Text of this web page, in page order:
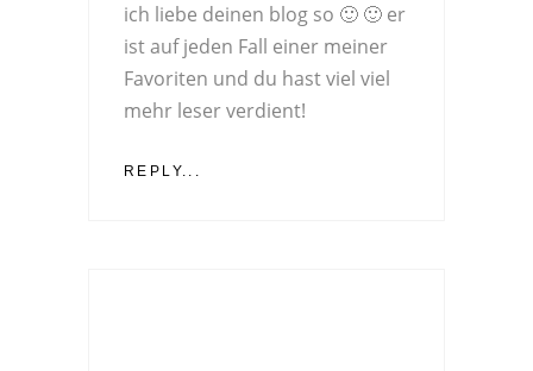
ich liebe deinen blog so 🙂 🙂 er
ist auf jeden Fall einer meiner
Favoriten und du hast viel viel
mehr leser verdient!
REPLY...